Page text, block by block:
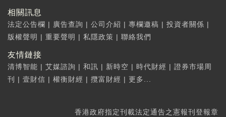
相關訊息
法定公告欄 | 廣告查詢 | 公司介紹 | 專欄邀稿 | 投資者關係 |
版權聲明 | 重要聲明 | 私隱政策 | 聯絡我們
友情鏈接
清博智能 | 艾媒諮詢 | 和訊 | 新時空 | 時代財經 | 證券市場周
刊
| 壹財信 | 權衡財經 | 攬富財經 | 更多...
香港政府指定刊載法定通告之憲報刊登報章